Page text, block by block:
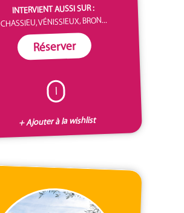
INTERVIENT AUSSI SUR :
CHASSIEU, VÉNISSIEUX, BRON...
Réserver
I
+ Ajouter à la wishlist